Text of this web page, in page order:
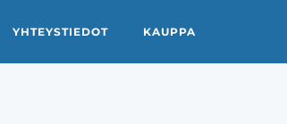
YHTEYSTIEDOT KAUPPA